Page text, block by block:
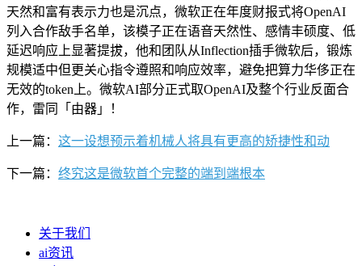
天然和富有表示力也是沉点，微软正在年度财报式将OpenAI
列入合作敌手名单，该模子正在语音天然性、感情丰硕度、低
延迟响应上显著提拔，他和团队从Inflection插手微软后，锻炼
规模适中但更关心指令遵照和响应效率，避免把算力华侈正在
无效的token上。微软AI部分正式取OpenAI及整个行业反面合
作，雷同「由器」！
上一篇： 这一设想预示着机械人将具有更高的矫捷性和动
下一篇： 终究这是微软首个完整的端到端根本
关于我们
ai资讯